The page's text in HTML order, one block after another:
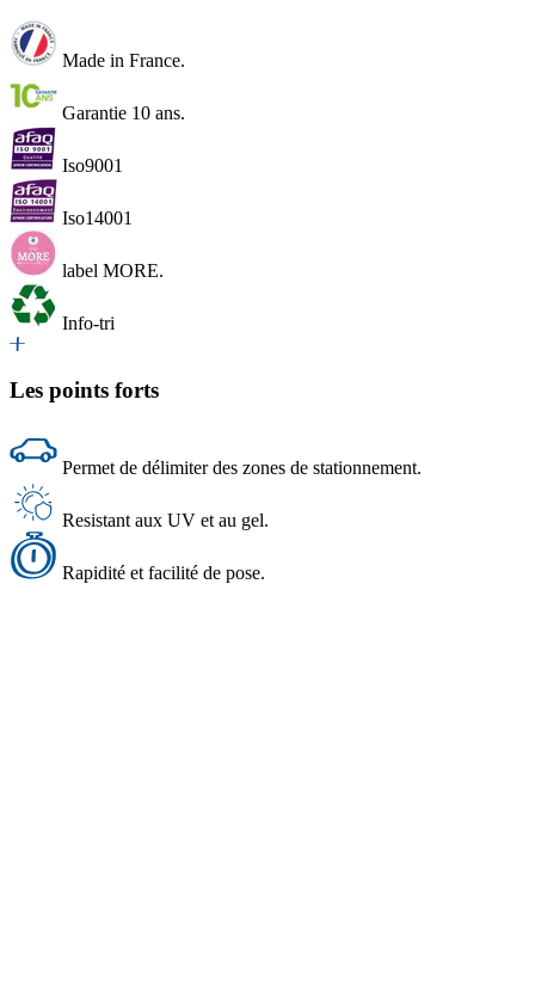
Made in France.
Garantie 10 ans.
Iso9001
Iso14001
label MORE.
Info-tri
Les points forts
Permet de délimiter des zones de stationnement.
Resistant aux UV et au gel.
Rapidité et facilité de pose.